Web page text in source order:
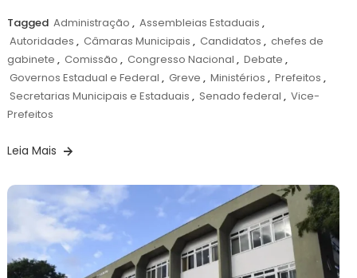
Tagged Administração , Assembleias Estaduais ,
Autoridades , Câmaras Municipais , Candidatos , chefes de
gabinete , Comissão , Congresso Nacional , Debate ,
Governos Estadual e Federal , Greve , Ministérios , Prefeitos ,
Secretarias Municipais e Estaduais , Senado federal , Vice-
Prefeitos
Leia Mais